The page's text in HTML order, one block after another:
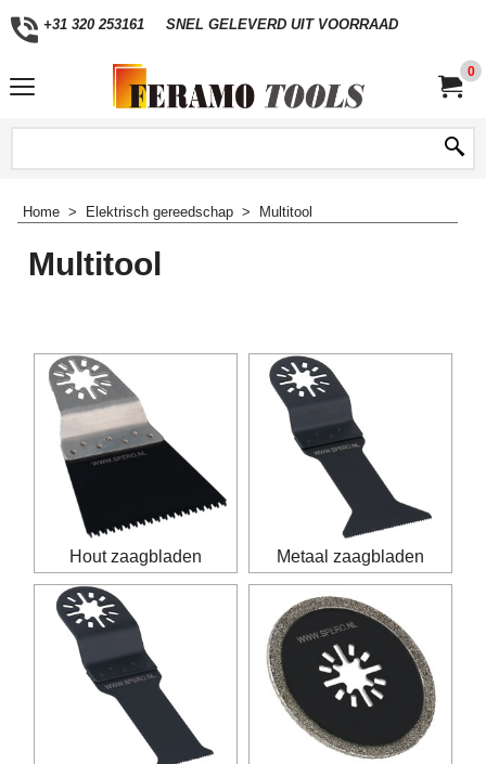
+31 320 253161 SNEL GELEVERD UIT VOORRAAD
0
Home > Elektrisch gereedschap > Multitool
Multitool
Hout zaagbladen Metaal zaagbladen